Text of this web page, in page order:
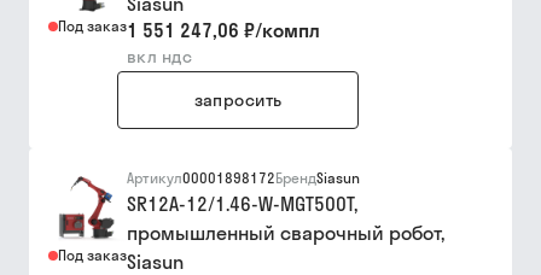
Под заказ1 551 247,06 ₽/компл
вкл ндс
запросить
Под заказ
Артикул00001898172БрендSiasun
SR12A-12/1.46-W-MGT500T,
промышленный сварочный робот,
Siasun